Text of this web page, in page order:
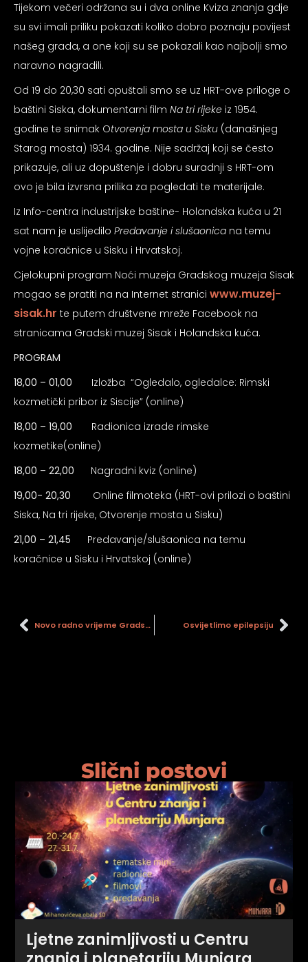
Tijekom večeri održana su i dva online Kviza znanja gdje
su svi imali priliku pokazati koliko dobro poznaju povijest
našeg grada, a one koji su se pokazali kao najbolji smo
naravno nagradili.
Od 19 do 20,30 sati opuštali smo se uz HRT-ove priloge o
baštini Siska, dokumentarni film Na tri rijeke iz 1954.
godine te snimak Otvorenja mosta u Sisku (današnjeg
Starog mosta) 1934. godine. Nije sadržaj koji se često
prikazuje, ali uz dopuštenje i dobru suradnji s HRT-om
ovo je bila izvrsna prilika za pogledati te materijale.
Iz Info-centra industrijske baštine- Holandska kuća u 21
sat nam je uslijedilo Predavanje i slušaonica na temu
vojne koračnice u Sisku i Hrvatskoj.
Cjelokupni program Noći muzeja Gradskog muzeja Sisak
mogao se pratiti na na Internet stranici www.muzej-
sisak.hr te putem društvene mreže Facebook na
stranicama Gradski muzej Sisak i Holandska kuća.
PROGRAM
18,00 – 01,00 Izložba “Ogledalo, ogledalce: Rimski
kozmetički pribor iz Siscije” (online)
18,00 – 19,00 Radionica izrade rimske
kozmetike(online)
18,00 – 22,00 Nagradni kviz (online)
19,00- 20,30 Online filmoteka (HRT-ovi prilozi o baštini
Siska, Na tri rijeke, Otvorenje mosta u Sisku)
21,00 – 21,45 Predavanje/slušaonica na temu
koračnice u Sisku i Hrvatskoj (online)
Novo radno vrijeme Gradskog muzeja Sisak i Holandske kuće Osvijetlimo epilepsiju
Slični postovi
Ljetne zanimljivosti u Centru